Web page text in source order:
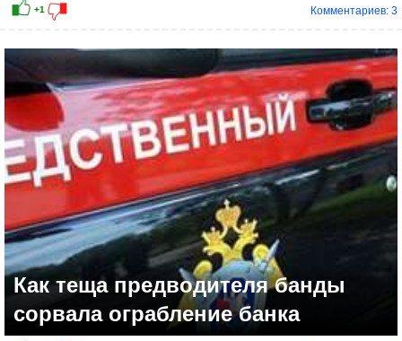
+4
Комментариев: 3
Как теща предводителя банды
сорвала ограбление банка